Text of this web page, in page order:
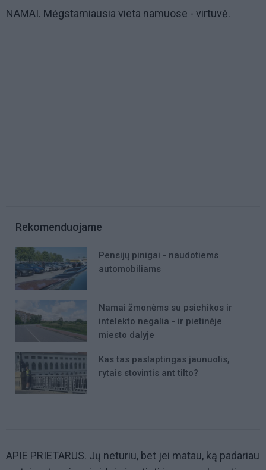
NAMAI. Mėgstamiausia vieta namuose - virtuvė.
Rekomenduojame
Pensijų pinigai - naudotiems
automobiliams
Namai žmonėms su psichikos ir
intelekto negalia - ir pietinėje
miesto dalyje
Kas tas paslaptingas jaunuolis,
rytais stovintis ant tilto?
APIE PRIETARUS. Jų neturiu, bet jei matau, ką padariau